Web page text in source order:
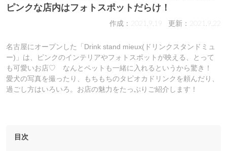
ピンクな店内はフォトスポットだらけ！
作成：2021.9.19 更新：2021.9.22
名古屋にオープンした「Drink stand mieux(ドリンクスタンドミュ
ー)」は、ピンクのインテリアやフォトスポットが映える、とって
も可愛いお店♡ なんとペットも一緒に入れるというから驚き！
愛犬の写真を撮ったり、もちもちのタピオカドリンクを頼んだり、
過ごし方はいろいろ。お店の魅力をたっぷりご紹介します！
目次